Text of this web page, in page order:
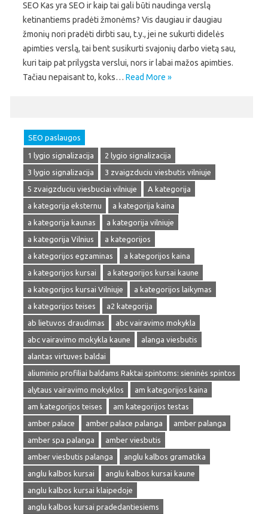
SEO Kas yra SEO ir kaip tai gali būti naudinga verslą
ketinantiems pradėti žmonėms? Vis daugiau ir daugiau
žmonių nori pradėti dirbti sau, t.y., jei ne sukurti didelės
apimties verslą, tai bent susikurti svajonių darbo vietą sau,
kuri taip pat prilygsta verslui, nors ir labai mažos apimties.
Tačiau nepaisant to, koks… Read More »
SEO paslaugos
1 lygio signalizacija
2 lygio signalizacija
3 lygio signalizacija
3 zvaigzduciu viesbutis vilniuje
5 zvaigzduciu viesbuciai vilniuje
A kategorija
a kategorija eksternu
a kategorija kaina
a kategorija kaunas
a kategorija vilniuje
a kategorija Vilnius
a kategorijos
a kategorijos egzaminas
a kategorijos kaina
a kategorijos kursai
a kategorijos kursai kaune
a kategorijos kursai Vilniuje
a kategorijos laikymas
a kategorijos teises
a2 kategorija
ab lietuvos draudimas
abc vairavimo mokykla
abc vairavimo mokykla kaune
alanga viesbutis
alantas virtuves baldai
aliuminio profiliai baldams Raktai spintoms: sieninės spintos
alytaus vairavimo mokyklos
am kategorijos kaina
am kategorijos teises
am kategorijos testas
amber palace
amber palace palanga
amber palanga
amber spa palanga
amber viesbutis
amber viesbutis palanga
anglu kalbos gramatika
anglu kalbos kursai
anglu kalbos kursai kaune
anglu kalbos kursai klaipedoje
anglu kalbos kursai pradedantiesiems